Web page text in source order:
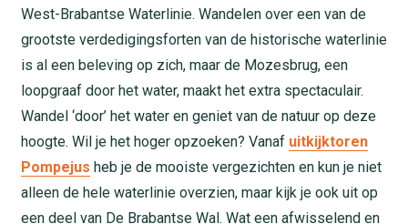
West-Brabantse Waterlinie. Wandelen over een van de
grootste verdedigingsforten van de historische waterlinie
is al een beleving op zich, maar de Mozesbrug, een
loopgraaf door het water, maakt het extra spectaculair.
Wandel ‘door’ het water en geniet van de natuur op deze
hoogte. Wil je het hoger opzoeken? Vanaf uitkijktoren
Pompejus heb je de mooiste vergezichten en kun je niet
alleen de hele waterlinie overzien, maar kijk je ook uit op
een deel van De Brabantse Wal. Wat een afwisselend en